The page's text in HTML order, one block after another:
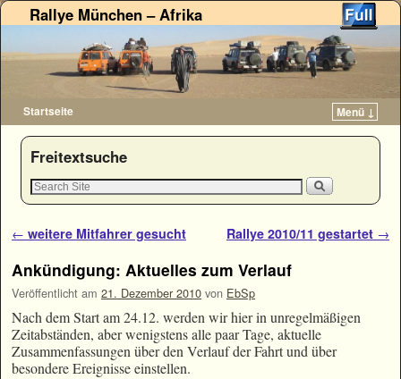
Rallye München – Afrika
Startseite Menü ↓
Zum Inhalt wechseln
Zum sekundären Inhalt wechseln
Freitextsuche
Artikelnavigation
← weitere Mitfahrer gesucht Rallye 2010/11 gestartet →
Ankündigung: Aktuelles zum Verlauf
Veröffentlicht am 21. Dezember 2010 von EbSp
Nach dem Start am 24.12. werden wir hier in unregelmäßigen
Zeitabständen, aber wenigstens alle paar Tage, aktuelle
Zusammenfassungen über den Verlauf der Fahrt und über
besondere Ereignisse einstellen.